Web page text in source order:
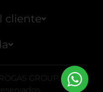
cliente
GROUP. Todos